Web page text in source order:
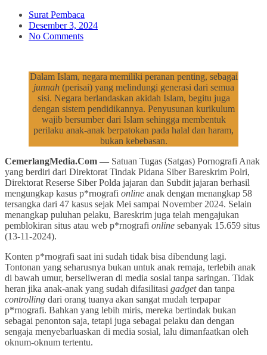
Surat Pembaca
Desember 3, 2024
No Comments
Dalam Islam, negara memiliki peranan penting, sebagai
junnah(perisai) yang melindungi generasi dari semua
sisi. Negara berlandaskan akidah Islam, begitu juga
dengan sistem pendidikannya. Penyusunan kurikulum
wajib bersumber dari Islam sehingga membentuk
perilaku anak-anak berpatokan pada halal dan haram,
bukan kebebasan.
CemerlangMedia.Com — Satuan Tugas (Satgas) Pornografi Anak
yang berdiri dari Direktorat Tindak Pidana Siber Bareskrim Polri,
Direktorat Reserse Siber Polda jajaran dan Subdit jajaran berhasil
mengungkap kasus p*rnografi online anak dengan menangkap 58
tersangka dari 47 kasus sejak Mei sampai November 2024. Selain
menangkap puluhan pelaku, Bareskrim juga telah mengajukan
pemblokiran situs atau web p*rnografi online sebanyak 15.659 situs
(13-11-2024).
Konten p*rnografi saat ini sudah tidak bisa dibendung lagi.
Tontonan yang seharusnya bukan untuk anak remaja, terlebih anak
di bawah umur, berseliweran di media sosial tanpa saringan. Tidak
heran jika anak-anak yang sudah difasilitasi gadgetdan tanpa
controlling dari orang tuanya akan sangat mudah terpapar
p*rnografi. Bahkan yang lebih miris, mereka bertindak bukan
sebagai penonton saja, tetapi juga sebagai pelaku dan dengan
sengaja menyebarluaskan di media sosial, lalu dimanfaatkan oleh
oknum-oknum tertentu.